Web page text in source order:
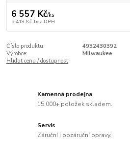
6 557 Kč/ks
5 419 Kč bez DPH
Číslo produktu:
4932430392
Výrobce:
Milwaukee
Hlídat cenu / dostupnost
Kamenná prodejna
15.000+ položek skladem.
Servis
Záruční i pozáruční opravy.